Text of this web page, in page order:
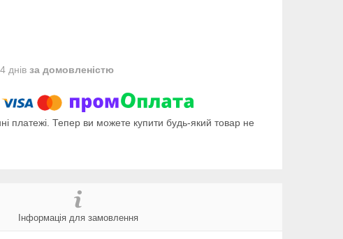
днів за домовленістю
платежі. Тепер ви можете купити будь-який товар не
Інформація для замовлення